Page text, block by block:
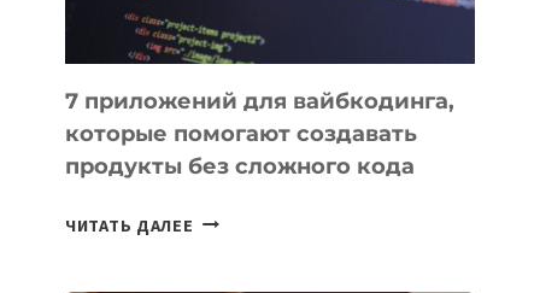
7 приложений для вайбкодинга,
которые помогают создавать
продукты без сложного кода
ЧИТАТЬ ДАЛЕЕ 7